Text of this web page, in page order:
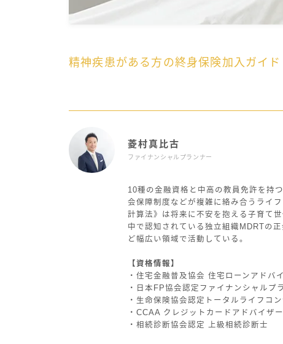
精神疾患がある方の終身保険加入ガイ
菱村真比古
ファイナンシャルプランナー
10種の金融資格と中高の教員免許を持
会保障制度などが複雑に絡み合うライ
計算法》は将来に不安を抱える子育て
中で認知されている独立組織MDRTの
ど幅広い領域で活動している。
【資格情報】
・住宅金融普及協会 住宅ローンアドバ
・日本FP協会認定ファイナンシャルプ
・生命保険協会認定トータルライフコ
・CCAA クレジットカードアドバイザー
・相続診断協会認定 上級相続診断士